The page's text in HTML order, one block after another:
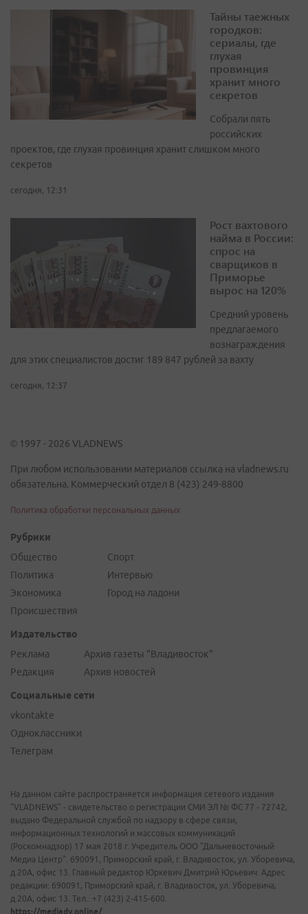
Тайны таежных
городков:
сериалы, где
глухая
провинция
хранит много
секретов
Собрали пять
российских
проектов, где глухая провинция хранит слишком много
секретов
сегодня, 12:31
Рост вахтового
найма в России:
спрос на
сварщиков в
Приморье
вырос на 120%
Средний уровень
предлагаемого
вознаграждения
для этих специалистов достиг 189 847 рублей за вахту
сегодня, 12:37
© 1997 - 2026 VLADNEWS
При любом использовании материалов ссылка на vladnews.ru
обязательна. Коммерческий отдел 8 (423) 249-8800
Политика обработки персональных данных
Рубрики
Общество
Политика
Экономика
Происшествия
Спорт
Интервью
Город на ладони
Издательство
Реклама
Редакция
Архив газеты "Владивосток"
Архив новостей
Социальные сети
vkontakte
Одноклассники
Телеграм
На данном сайте распространяется информация сетевого издания
"VLADNEWS" - свидетельство о регистрации СМИ ЭЛ № ФС 77 - 72742,
выдано Федеральной службой по надзору в сфере связи,
информационных технологий и массовых коммуникаций
(Роскомнадзор) 17 мая 2018 г. Учредитель ООО "Дальневосточный
Медиа Центр". 690091, Приморский край, г. Владивосток, ул. Уборевича,
д.20А, офис 13. Главный редактор Юркевич Дмитрий Юрьевич. Адрес
редакции: 690091, Приморский край, г. Владивосток, ул. Уборевича,
д.20А, офис 13. Тел.: +7 (423) 2-415-600.
https://mediadv.online/